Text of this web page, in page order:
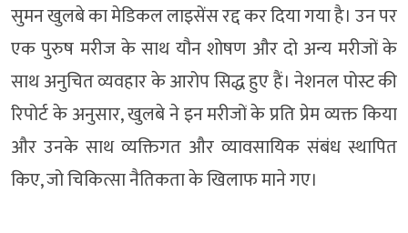
सुमन खुलबे का मेडिकल लाइसेंस रद्द कर दिया गया है। उन पर
एक पुरुष मरीज के साथ यौन शोषण और दो अन्य मरीजों के
साथ अनुचित व्यवहार के आरोप सिद्ध हुए हैं। नेशनल पोस्ट की
रिपोर्ट के अनुसार, खुलबे ने इन मरीजों के प्रति प्रेम व्यक्त किया
और उनके साथ व्यक्तिगत और व्यावसायिक संबंध स्थापित
किए, जो चिकित्सा नैतिकता के खिलाफ माने गए।